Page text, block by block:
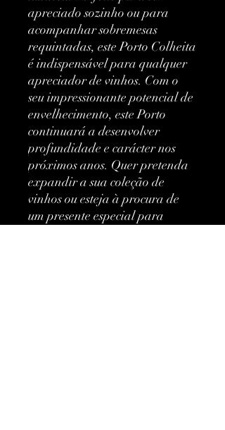
apreciado sozinho ou para
acompanhar sobremesas
requintadas, este Porto Colheita
é indispensável para qualquer
apreciador de vinhos. Com o
seu impressionante potencial de
envelhecimento, este Porto
continuará a desenvolver
profundidade e carácter nos
próximos anos. Quer pretenda
expandir a sua coleção de
vinhos ou esteja à procura de
um presente especial para